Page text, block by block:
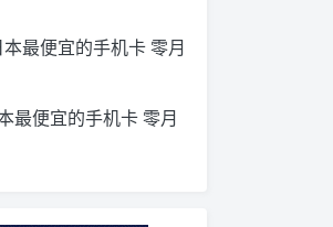
本最便宜的手机卡 零月
最便宜的手机卡 零月